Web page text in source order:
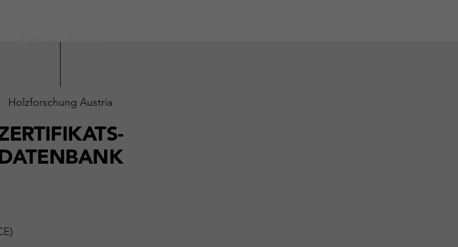
Holzforschung Austria